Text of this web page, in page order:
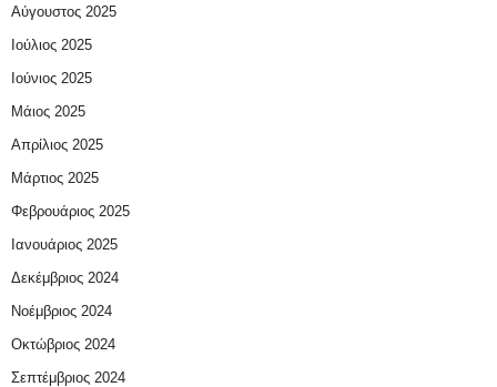
Αύγουστος 2025
Ιούλιος 2025
Ιούνιος 2025
Μάιος 2025
Απρίλιος 2025
Μάρτιος 2025
Φεβρουάριος 2025
Ιανουάριος 2025
Δεκέμβριος 2024
Νοέμβριος 2024
Οκτώβριος 2024
Σεπτέμβριος 2024